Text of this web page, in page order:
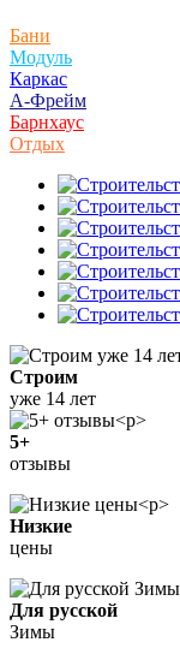
Бани
Модуль
Каркас
А-Фрейм
Барнхаус
Отдых
Строим
уже 14 лет
5+
отзывы
Низкие
цены
Для русской
Зимы